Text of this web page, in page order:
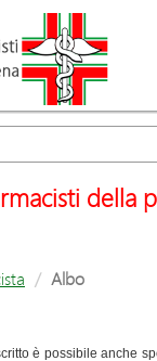
della
Albo
è possibile anche